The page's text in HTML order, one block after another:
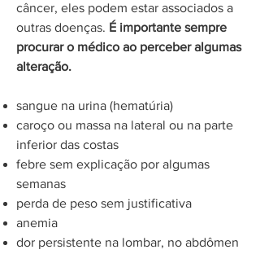
câncer, eles podem estar associados a
outras doenças. É importante sempre
procurar o médico ao perceber algumas
alteração.
sangue na urina (hematúria)
caroço ou massa na lateral ou na parte
inferior das costas
febre sem explicação por algumas
semanas
perda de peso sem justificativa
anemia
dor persistente na lombar, no abdômen